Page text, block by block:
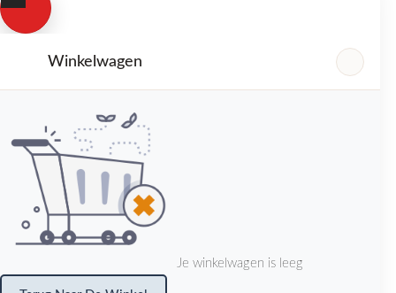
Winkelwagen
Je winkelwagen is leeg